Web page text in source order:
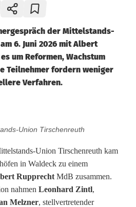
der Mittelstands-
6. Juni 2026 mit Albert
um Reformen, Wachstum
Teilnehmer fordern weniger
Verfahren.
Union Tirschenreuth
Union Tirschenreuth kam
in Waldeck zu einem
Rupprecht MdB zusammen.
nahmen Leonhard Zintl,
Melzner, stellvertretender